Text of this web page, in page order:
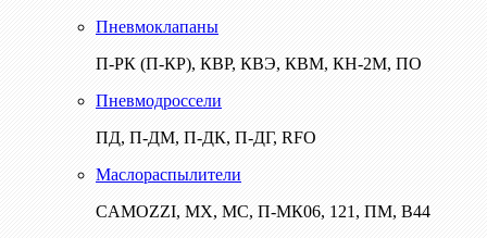
Пневмоклапаны
П-РК (П-КР), КВР, КВЭ, КВМ, КН-2М, ПО
Пневмодроссели
ПД, П-ДМ, П-ДК, П-ДГ, RFO
Маслораспылители
CAMOZZI, МХ, МС, П-МК06, 121, ПМ, В44